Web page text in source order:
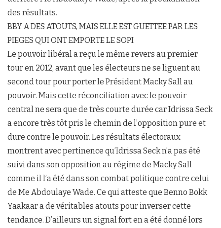
des résultats.
BBY A DES ATOUTS, MAIS ELLE EST GUETTEE PAR LES
PIEGES QUI ONT EMPORTE LE SOPI
Le pouvoir libéral a reçu le même revers au premier
tour en 2012, avant que les électeurs ne se liguent au
second tour pour porter le Président Macky Sall au
pouvoir. Mais cette réconciliation avec le pouvoir
central ne sera que de très courte durée car Idrissa Seck
a encore très tôt pris le chemin de l’opposition pure et
dure contre le pouvoir. Les résultats électoraux
montrent avec pertinence qu’Idrissa Seck n’a pas été
suivi dans son opposition au régime de Macky Sall
comme il l’a été dans son combat politique contre celui
de Me Abdoulaye Wade. Ce qui atteste que Benno Bokk
Yaakaar a de véritables atouts pour inverser cette
tendance. D’ailleurs un signal fort en a été donné lors